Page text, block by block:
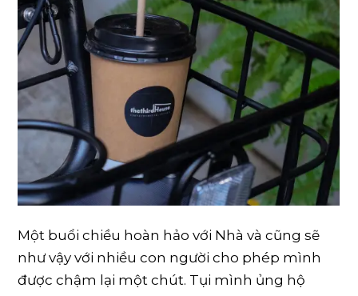
Một buổi chiều hoàn hảo với Nhà và cũng sẽ
như vậy với nhiều con người cho phép mình
được chậm lại một chút. Tụi mình ủng hộ